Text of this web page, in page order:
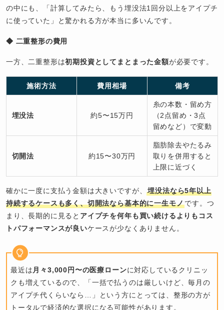
の中にも、「計算してみたら、もう埋没法1回分以上をアイプチ
に使っていた」と驚かれる方が本当に多いんです。
◆ 二重整形の費用
一方、二重整形は初期投資としてまとまった金額が必要です。
施術方法 費用相場 備考
埋没法 約5〜15万円
糸の本数・留め方
（2点留め・3点
留めなど）で変動
切開法 約15〜30万円
脂肪除去やたるみ
取りを併用すると
上限に近づく
確かに一度に支払う金額は大きいですが、埋没法なら5年以上
持続するケースも多く、切開法なら基本的に一生モノです。つ
まり、長期的に見ると アイプチを何年も買い続けるよりもコス
トパフォーマンスが良いケースが少なくありません。
最近は月々3,000円〜の医療ローンに対応しているクリニッ
クも増えているので、「一括で払うのは厳しいけど、毎月の
アイプチ代くらいなら…」という方にとっては、整形の方が
トータルで経済的な選択になる可能性があります。